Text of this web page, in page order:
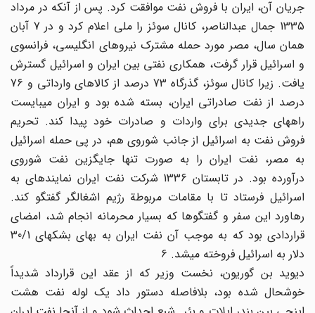
جریان آن، ایران با فروش نفت موافقت کرد. پس از آنکه در مرداد
1335 جمال عبدالناصر، کانال سوئز را ملی اعلام کرد و در 7 آبان
همان سال، مصر مورد حمله مشترک نیروهای انگلیسی، فرانسوی
و اسرائیل قرار گرفت، همکاری نفتی بین ایران و اسرائیل گسترش
یافت. زیرا کانال سوئز، گذرگاه 73 درصد از کالاهای وارداتی و 76
درصد از نفت صادراتی ایران، بسته شده بود و ایران می‎بایست
راههای جدیدی برای واردات و صادرات خود پیدا کند. تحریم
فروش نفت به اسرائیل از جانب شوروی هم، در پی حمله اسرائیل
به مصر، نفت ایران را به صورت تنها جایگزین نفت شوروی
درآورده بود. در تابستان 1336 شرکت نفت ایران نماینده‎ای به
اسرائیل فرستاد تا با مقامات مربوطة رژیم اشغالگر گفتگو کند.
رهاورد این سفر و گفتگوها که بسیار محرمانه انجام شد، امضای
قراردادی بود که به موجب آن نفت ایران به بهای بشکه‎ای 30/1
دلار به اسرائیل فروخته می‎شد. 6
دیوید بن گوریون، نخست وزیر که از عقد این قرارداد شدیداً
خوشحال شده بود، بلافاصله دستور داد یک لوله نفت هشت